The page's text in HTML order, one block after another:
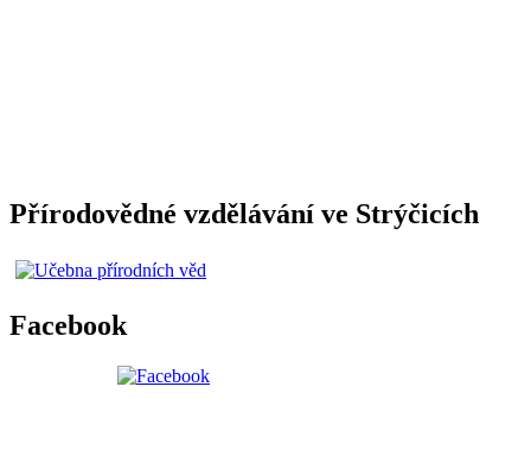
Přírodovědné vzdělávání ve Strýčicích
Facebook